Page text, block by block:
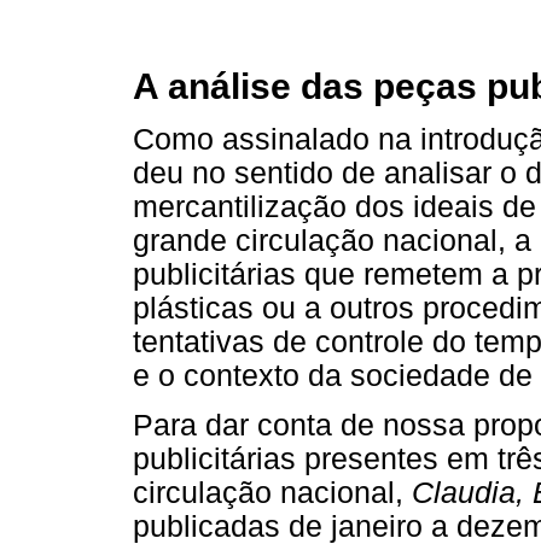
A análise das peças
Como assinalado na
deu no sentido de analisar o
mercantilização dos ideais
grande circulação nacional,
publicitárias que remetem a
plásticas ou a outros
tentativas de controle do
e o contexto da sociedade
Para dar conta de nossa
publicitárias presentes em
circulação nacional, Claudia,
publicadas de janeiro a